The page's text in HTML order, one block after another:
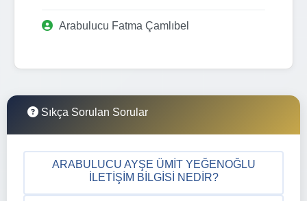
Arabulucu Fatma Çamlıbel
Sıkça Sorulan Sorular
ARABULUCU AYŞE ÜMIT YEĞENOĞLU
İLETIŞIM BILGISI NEDIR?